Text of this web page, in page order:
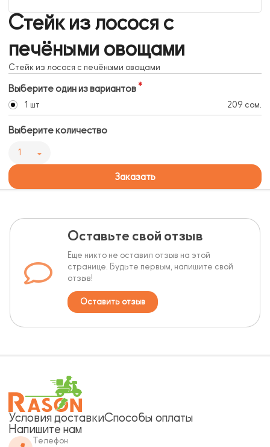
Стейк из лосося с
печёными овощами
Стейк из лосося с печёными овощами
Выберите один из вариантов
1 шт 209 сом.
Выберите количество
1
Заказать
Оставьте свой отзыв
Еще никто не оставил отзыв на этой
странице. Будьте первым, напишите свой
отзыв!
Оставить отзыв
Условия доставкиСпособы оплаты
Напишите нам
Телефон